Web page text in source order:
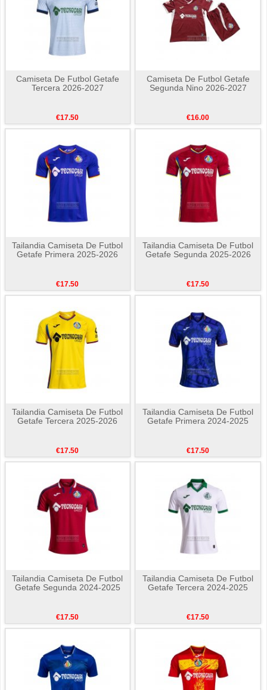
Camiseta De Futbol Getafe
Tercera 2026-2027
€17.50
Camiseta De Futbol Getafe
Segunda Nino 2026-2027
€16.00
Tailandia Camiseta De Futbol
Getafe Primera 2025-2026
€17.50
Tailandia Camiseta De Futbol
Getafe Segunda 2025-2026
€17.50
Tailandia Camiseta De Futbol
Getafe Tercera 2025-2026
€17.50
Tailandia Camiseta De Futbol
Getafe Primera 2024-2025
€17.50
Tailandia Camiseta De Futbol
Getafe Segunda 2024-2025
€17.50
Tailandia Camiseta De Futbol
Getafe Tercera 2024-2025
€17.50